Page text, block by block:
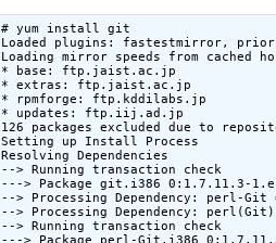
# yum install git
Loaded plugins: fastestmirror,
Loading mirror speeds from cached
* base: ftp.jaist.ac.jp
* extras: ftp.jaist.ac.jp
* rpmforge: ftp.kddilabs.jp
* updates: ftp.iij.ad.jp
126 packages excluded due to
Setting up Install Process
Resolving Dependencies
--> Running transaction check
---> Package git.i386 0:1.7.11.3-
--> Processing Dependency: perl-
--> Processing Dependency:
--> Running transaction check
---> Package perl-Git.i386